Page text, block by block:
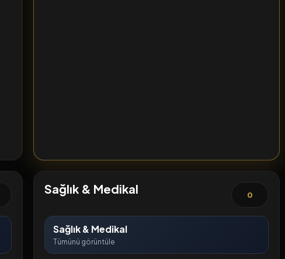
Sağlık & Medikal 0
Sağlık & Medikal
Tümünü görüntüle